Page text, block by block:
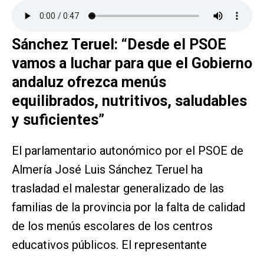
Sánchez Teruel: “Desde el PSOE
vamos a luchar para que el Gobierno
andaluz ofrezca menús
equilibrados, nutritivos, saludables
y suficientes”
El parlamentario autonómico por el PSOE de
Almería José Luis Sánchez Teruel ha
trasladad el malestar generalizado de las
familias de la provincia por la falta de calidad
de los menús escolares de los centros
educativos públicos. El representante